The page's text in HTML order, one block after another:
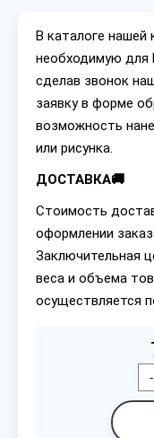
В каталоге
необходимую для
сделав звонок
заявку в форме
возможность
или рисунка.
ДОСТАВКА🚚
Стоимость
оформлении
Заключительная
веса и объема
осуществляется
-